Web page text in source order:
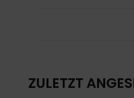
ZULETZT